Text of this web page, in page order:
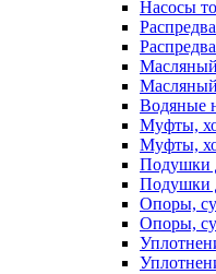
Насосы
Масляный
Масляный
Водяные
Муфты,
Муфты,
Подушки
Подушки
Опоры,
Опоры,